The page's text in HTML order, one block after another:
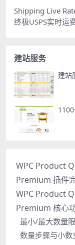
Shipping Live
终极USPS实时运
建站服务
建站
WPC Product
Premium 插件
WPC Product
Premium 核心
最小/最大数量
数量步骤与小数